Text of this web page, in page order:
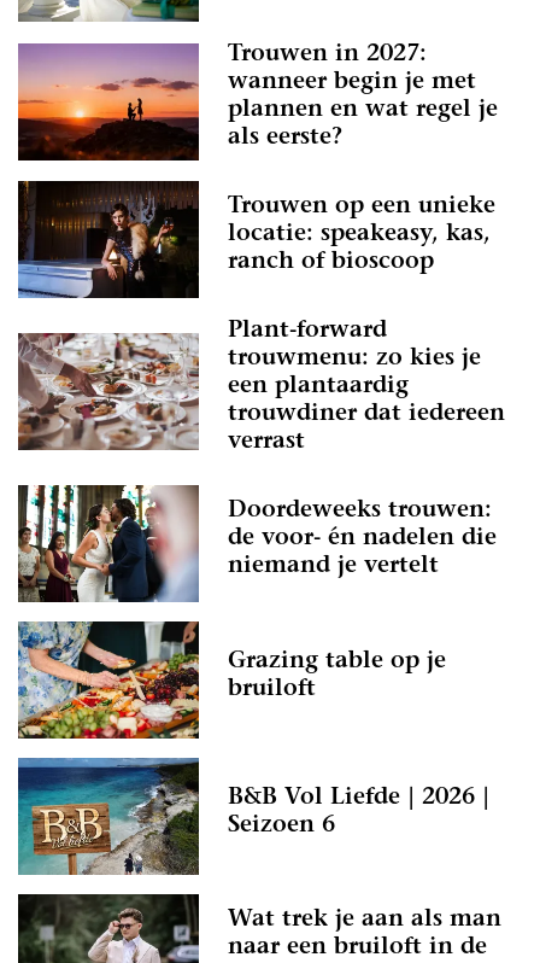
Trouwen in 2027:
wanneer begin je met
plannen en wat regel je
als eerste?
Trouwen op een unieke
locatie: speakeasy, kas,
ranch of bioscoop
Plant-forward
trouwmenu: zo kies je
een plantaardig
trouwdiner dat iedereen
verrast
Doordeweeks trouwen:
de voor- én nadelen die
niemand je vertelt
Grazing table op je
bruiloft
B&B Vol Liefde | 2026 |
Seizoen 6
Wat trek je aan als man
naar een bruiloft in de